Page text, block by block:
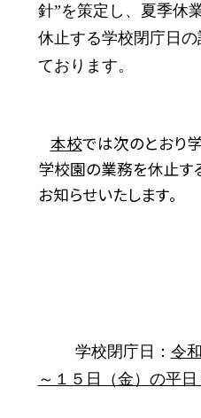
針”を策定し、夏季休
休止する学校閉庁日
ております。
本校では次のとおり
学校園の業務を休止する
お知らせいたします。
学校閉庁日： 令
～１５日（金）の平日